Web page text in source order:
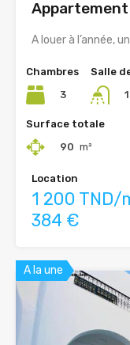
Appartement
A louer à l’année,
Chambres
3
Salle
1
Surface totale
90 m²
Location
1 200 TND/
384 €
A la une